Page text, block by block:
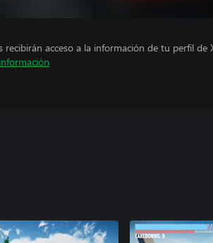
recibirán acceso a la información de tu perfil de